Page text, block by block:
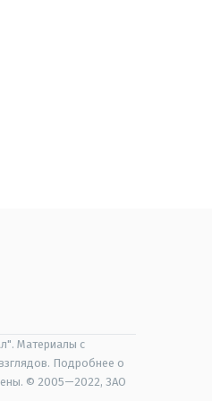
Материалы с
Подробнее о
© 2005—2022, ЗАО